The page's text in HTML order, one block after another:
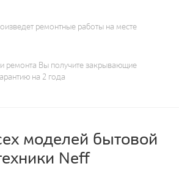
ремонтные работы на месте
ремонта Вы получите закрывающие
на 2 года
моделей бытовой
Neff